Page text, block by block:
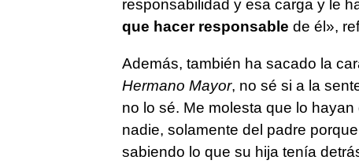
responsabilidad y esa carga y le
que hacer responsable de él»,
Además, también ha sacado la
Hermano Mayor, no sé si a la
no lo sé. Me molesta que lo hayan
nadie, solamente del padre
sabiendo lo que su hija tenía